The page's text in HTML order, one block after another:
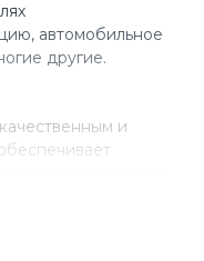
автомобильное
другие.
и
чем